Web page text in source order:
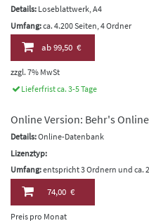
Details: Loseblattwerk, A4
Umfang:ca. 4.200 Seiten, 4 Ordner
ab99,50 €
zzgl. 7% MwSt
Lieferfrist ca. 3-5 Tage
Online Version: Behr's Online
Details:Online-Datenbank
Lizenztyp:
Umfang:entspricht 3 Ordnern und ca.
74,00 €
Preis pro Monat